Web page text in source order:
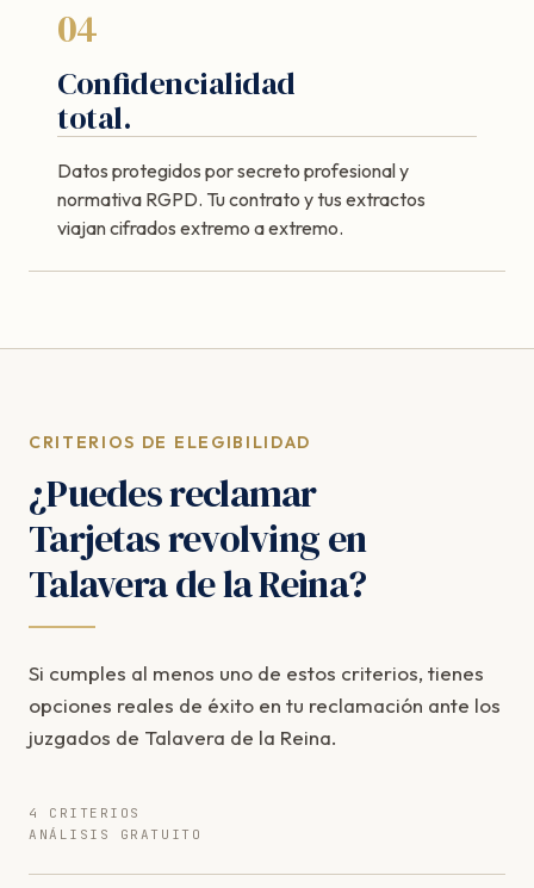
04
Confidencialidad
total.
Datos protegidos por secreto profesional y
normativa RGPD. Tu contrato y tus extractos
viajan cifrados extremo a extremo.
CRITERIOS DE ELEGIBILIDAD
¿Puedes reclamar
Tarjetas revolving en
Talavera de la Reina?
Si cumples al menos uno de estos criterios, tienes
opciones reales de éxito en tu reclamación ante los
juzgados de Talavera de la Reina.
4 CRITERIOS
ANÁLISIS GRATUITO